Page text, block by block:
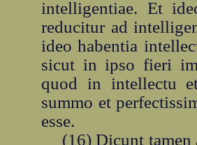
intelligentiae. Et
reducitur ad
ideo habentia
sicut in ipso fieri
quod in intellectu
summo et
esse.
(16) Dicunt